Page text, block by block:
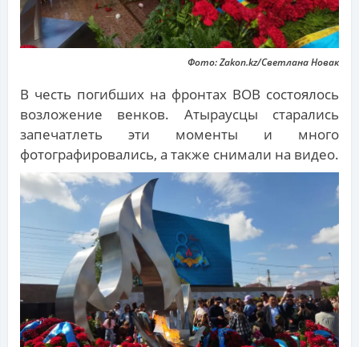
Фото: Zakon.kz/Светлана Новак
В честь погибших на фронтах ВОВ состоялось
возложение венков. Атыраусцы старались
запечатлеть эти моменты и много
фотографировались, а также снимали на видео.